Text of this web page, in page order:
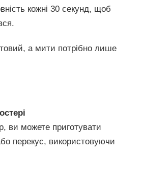
кожні 30 секунд, щоб
а мити потрібно лише
ви можете приготувати
перекус, використовуючи